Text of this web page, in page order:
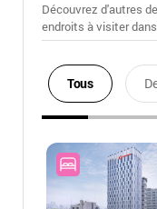
Découvrez d'autres
endroits à visiter
Tous